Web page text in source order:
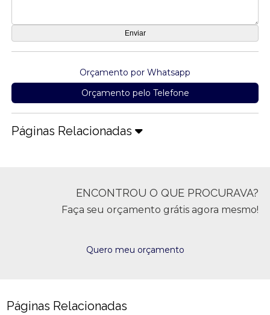
Orçamento por Whatsapp
Orçamento pelo Telefone
Páginas Relacionadas
ENCONTROU O QUE PROCURAVA?
Faça seu orçamento grátis agora mesmo!
Quero meu orçamento
Páginas Relacionadas